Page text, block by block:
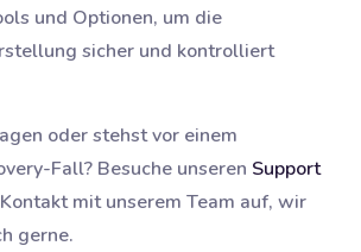
und Optionen, um die
sicher und kontrolliert
oder stehst vor einem
Fall? Besuche unseren Support
mit unserem Team auf, wir
gerne.